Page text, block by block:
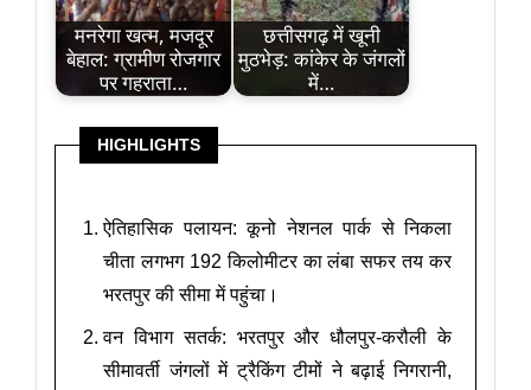
मनरेगा खत्म, मजदूर
बेहाल: ग्रामीण रोजगार
पर गहराता…
छत्तीसगढ़ में खूनी
मुठभेड़: कांकेर के जंगलों
में…
HIGHLIGHTS
ऐतिहासिक पलायन: कूनो नेशनल पार्क से निकला
चीता लगभग 192 किलोमीटर का लंबा सफर तय कर
भरतपुर की सीमा में पहुंचा।
वन विभाग सतर्क: भरतपुर और धौलपुर-करौली के
सीमावर्ती जंगलों में ट्रैकिंग टीमों ने बढ़ाई निगरानी,